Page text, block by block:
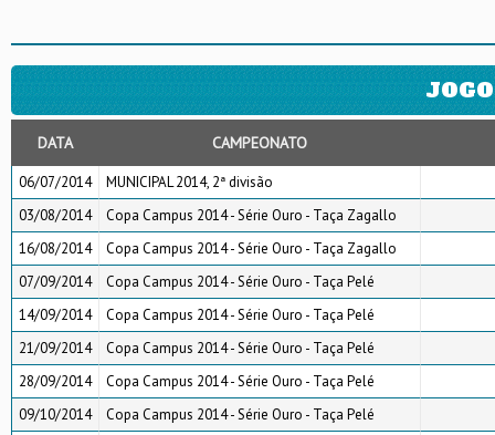
DATA CAMPEONATO
06/07/2014
MUNICIPAL 2014, 2ª divisão
03/08/2014
Copa Campus 2014 - Série Ouro - Taça Zagallo
16/08/2014
Copa Campus 2014 - Série Ouro - Taça Zagallo
07/09/2014
Copa Campus 2014 - Série Ouro - Taça Pelé
14/09/2014
Copa Campus 2014 - Série Ouro - Taça Pelé
21/09/2014
Copa Campus 2014 - Série Ouro - Taça Pelé
28/09/2014
Copa Campus 2014 - Série Ouro - Taça Pelé
09/10/2014
Copa Campus 2014 - Série Ouro - Taça Pelé